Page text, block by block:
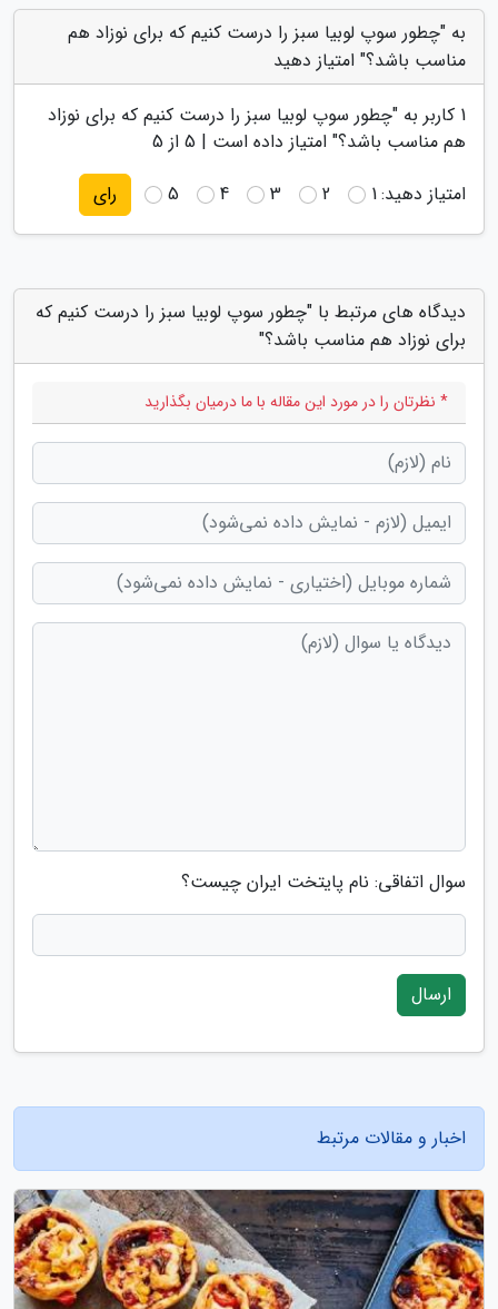
به "چطور سوپ لوبیا سبز را درست کنیم که برای نوزاد هم
مناسب باشد؟" امتیاز دهید
1 کاربر به "چطور سوپ لوبیا سبز را درست کنیم که برای نوزاد
هم مناسب باشد؟" امتیاز داده است | 5 از 5
امتیاز دهید:1
2
3
4
5 رای
دیدگاه های مرتبط با "چطور سوپ لوبیا سبز را درست کنیم که
برای نوزاد هم مناسب باشد؟"
* نظرتان را در مورد این مقاله با ما درمیان بگذارید
سوال اتفاقی: نام پایتخت ایران چیست؟
ارسال
اخبار و مقالات مرتبط